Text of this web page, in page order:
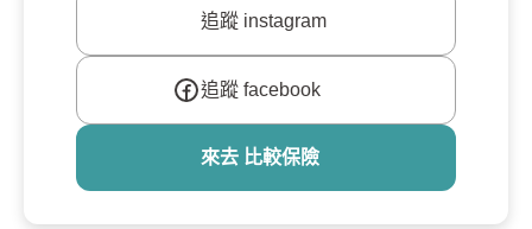
追蹤 instagram
追蹤 facebook
來去 比較保險